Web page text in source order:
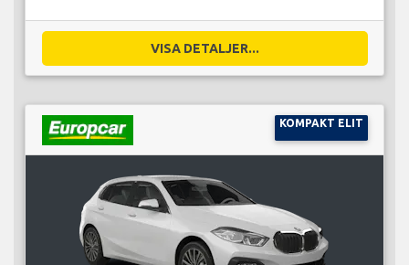
VISA DETALJER...
KOMPAKT ELIT